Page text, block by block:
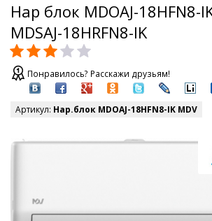
Нар блок MDOAJ-18HFN8-
MDSAJ-18HRFN8-IK
Понравилось? Расскажи друзьям!
Артикул: Нар.блок MDOAJ-18HFN8-IK MDV